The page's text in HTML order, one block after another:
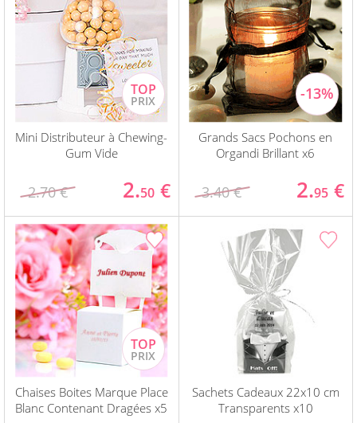
Mini Distributeur à Chewing-
Gum Vide
2.70 € 2.50 €
Grands Sacs Pochons en
Organdi Brillant x6
3.40 € 2.95 €
Chaises Boites Marque Place
Blanc Contenant Dragées x5
Sachets Cadeaux 22x10 cm
Transparents x10